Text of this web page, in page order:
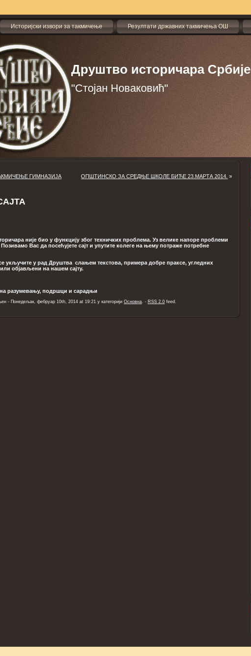
Историјски извори за такмичење Резултати државних такмичења ОШ
Друштво историчара Србије
"Стојан Новаковић"
ГИМНАЗИЈА ОПШТИНСКО ЗА СРЕДЊЕ ШКОЛЕ БИЋЕ 23.МАРТА 2014. »
није био у функцију због техничких проблема. Уз велике напоре проблеми
Вас да посећујете сајт и упутите колеге на њему потраже потребне
укључите у рад Друштва слањем текстова, примера добре праксе, угледних
објављени на нашем сајту.
подршци и сарадњи
- Понедељак, фебруар 10th, 2014 at 19:21 у категорији Основна . - RSS 2.0 feed.